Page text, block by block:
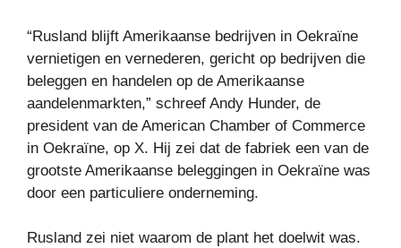
“Rusland blijft Amerikaanse bedrijven in Oekraïne
vernietigen en vernederen, gericht op bedrijven die
beleggen en handelen op de Amerikaanse
aandelenmarkten,” schreef Andy Hunder, de
president van de American Chamber of Commerce
in Oekraïne, op X. Hij zei dat de fabriek een van de
grootste Amerikaanse beleggingen in Oekraïne was
door een particuliere onderneming.
Rusland zei niet waarom de plant het doelwit was.